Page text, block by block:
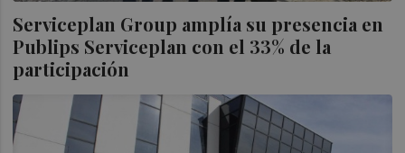
Serviceplan Group amplía su presencia en
Publips Serviceplan con el 33% de la
participación